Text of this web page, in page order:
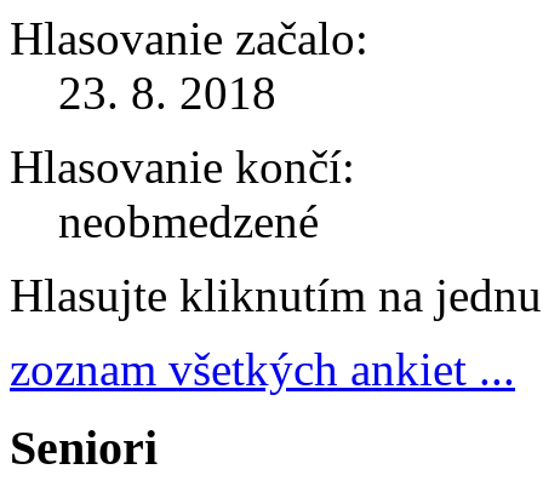
Hlasovanie začalo:
23. 8. 2018
Hlasovanie končí:
neobmedzené
Hlasujte kliknutím na
zoznam všetkých ankiet ...
Seniori